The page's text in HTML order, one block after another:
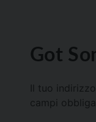
Got
Il tuo
campi